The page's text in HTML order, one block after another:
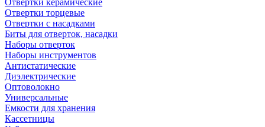
Отвертки керамические
Отвертки торцевые
Отвертки с насадками
Биты для отверток, насадки
Наборы отверток
Наборы инструментов
Антистатические
Диэлектрические
Оптоволокно
Универсальные
Емкости для хранения
Кассетницы